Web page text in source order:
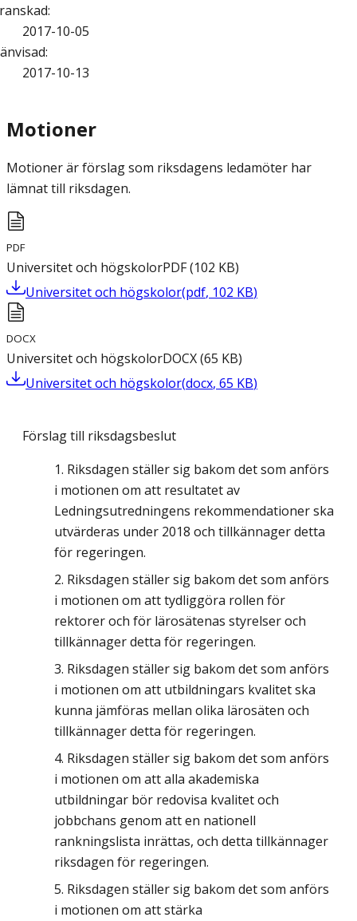
:
2017-10-05
:
2017-10-13
Motioner
Motioner är förslag som riksdagens ledamöter har
lämnat till riksdagen.
PDF
Universitet och högskolorPDF(102 KB)
Universitet och högskolor(pdf, 102 KB)
DOCX
Universitet och högskolorDOCX(65 KB)
Universitet och högskolor(docx, 65 KB)
Förslag till riksdagsbeslut
Riksdagen ställer sig bakom det som anförs
i motionen om att resultatet av
Ledningsutredningens rekommendationer ska
utvärderas under 2018 och tillkännager detta
för regeringen.
Riksdagen ställer sig bakom det som anförs
i motionen om att tydliggöra rollen för
rektorer och för lärosätenas styrelser och
tillkännager detta för regeringen.
Riksdagen ställer sig bakom det som anförs
i motionen om att utbildningars kvalitet ska
kunna jämföras mellan olika lärosäten och
tillkännager detta för regeringen.
Riksdagen ställer sig bakom det som anförs
i motionen om att alla akademiska
utbildningar bör redovisa kvalitet och
jobbchans genom att en nationell
rankningslista inrättas, och detta tillkännager
riksdagen för regeringen.
Riksdagen ställer sig bakom det som anförs
i motionen om att stärka